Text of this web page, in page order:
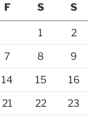
F S S
1
2
7 8
9
14 15
16
21 22
23